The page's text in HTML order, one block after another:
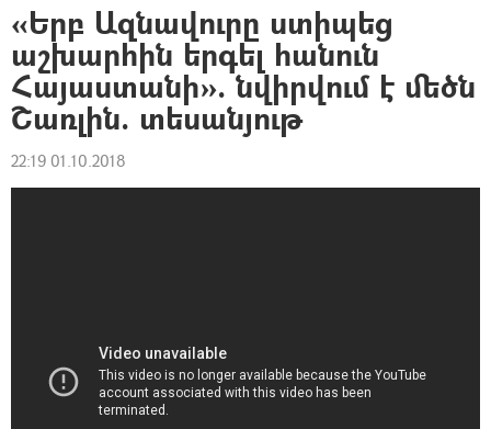
«Երբ Ազնավուրը ստիպեց
աշխարհին երգել հանուն
Հայաստանի». նվիրվում է մեծն
Շառլին. տեսանյութ
22:19 01.10.2018